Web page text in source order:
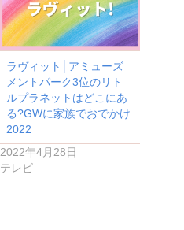
ラヴィット│アミューズ
メントパーク3位のリト
ルプラネットはどこにあ
る?GWに家族でおでかけ
2022
2022年4月28日
テレビ